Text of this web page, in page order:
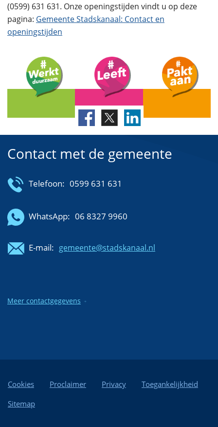
(0599) 631 631. Onze openingstijden vindt u op deze
pagina: Gemeente Stadskanaal: Contact en
openingstijden
Contact met de gemeente
Telefoon: 0599 631 631
WhatsApp: 06 8327 9960
E-mail: gemeente@stadskanaal.nl
Meer contactgegevens
Cookies Proclaimer Privacy
Toegankelijkheid
Sitemap